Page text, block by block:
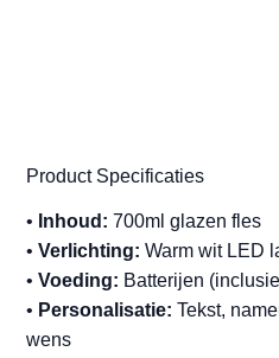
Product Specificaties
• Inhoud: 700ml glazen fles
•Verlichting: Warm wit LED
•Voeding: Batterijen
• Personalisatie: Tekst,
wens